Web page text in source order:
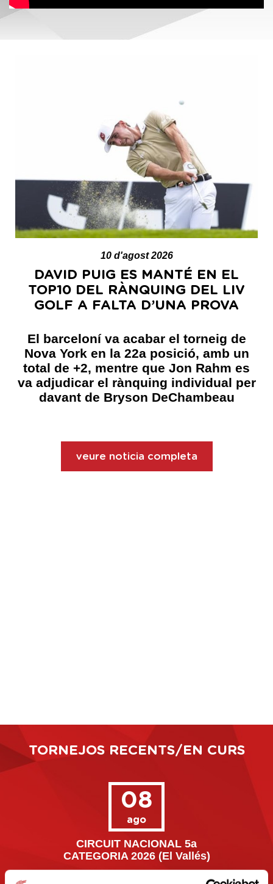
10 d'agost 2026
DAVID PUIG ES MANTÉ EN EL
TOP10 DEL RÀNQUING DEL LIV
GOLF A FALTA D’UNA PROVA
El barceloní va acabar el torneig de
Nova York en la 22a posició, amb un
total de +2, mentre que Jon Rahm es
va adjudicar el rànquing individual per
davant de Bryson DeChambeau
veure noticia completa
TORNEJOS RECENTS/EN CURS
08
ago
CIRCUIT NACIONAL 5a
CATEGORIA 2026 (El Vallés)